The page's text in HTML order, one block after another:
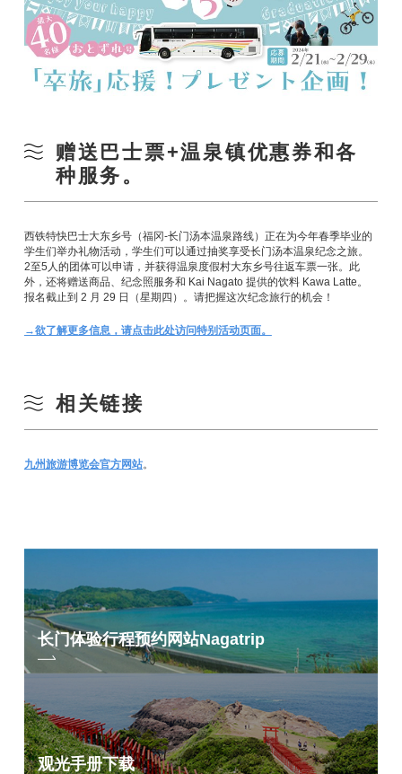
赠送巴士票+温泉镇优惠券和各
种服务。
西铁特快巴士大东乡号（福冈-长门汤本温泉路线）正在为今年春季毕业的
学生们举办礼物活动，学生们可以通过抽奖享受长门汤本温泉纪念之旅。
2至5人的团体可以申请，并获得温泉度假村大东乡号往返车票一张。此
外，还将赠送商品、纪念照服务和 Kai Nagato 提供的饮料 Kawa Latte。
报名截止到 2 月 29 日（星期四）。请把握这次纪念旅行的机会！
→欲了解更多信息，请点击此处访问特别活动页面。
相关链接
九州旅游博览会官方网站。
长门体验行程预约网站Nagatrip
观光手册下载